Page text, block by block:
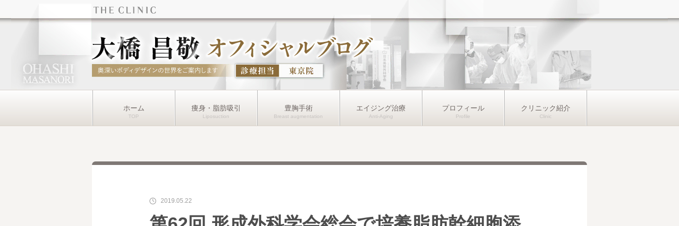
ホーム 痩身・脂肪吸引 豊胸手術 エイジング治療 プロフィール クリニック紹介
2019.05.22